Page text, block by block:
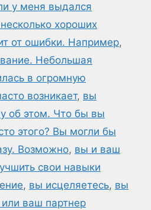
у меня выдался
хороших
от ошибки. Например,
Небольшая
в огромную
возникает, вы
об этом. Что бы вы
этого? Вы могли бы
Возможно, вы и ваш
свои навыки
, вы исцеляетесь, вы
ваш партнер